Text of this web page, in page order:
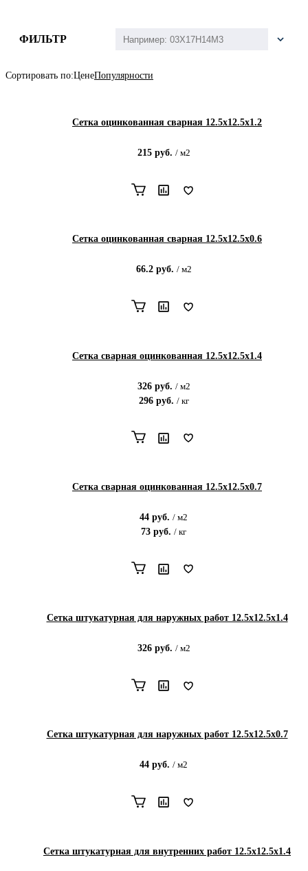
ФИЛЬТР
Сортировать по:ЦенеПопулярности
Сетка оцинкованная сварная 12.5х12.5х1.2
215руб. / м2
Сетка оцинкованная сварная 12.5х12.5х0.6
66.2руб. / м2
Сетка сварная оцинкованная 12.5х12.5х1.4
326руб. / м2
296руб. / кг
Сетка сварная оцинкованная 12.5х12.5х0.7
44 руб. / м2
73 руб. / кг
Сетка штукатурная для наружных работ 12.5х12.5х1.4
326руб. / м2
Сетка штукатурная для наружных работ 12.5х12.5х0.7
44 руб. / м2
Сетка штукатурная для внутренних работ 12.5х12.5х1.4